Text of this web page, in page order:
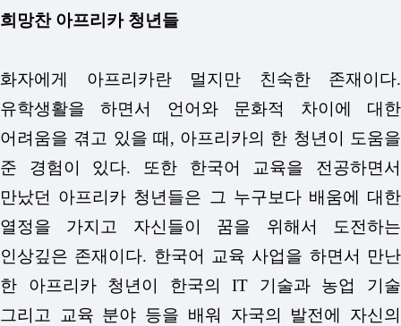
희망찬 아프리카 청년들
화자에게 아프리카란 멀지만 친숙한 존재이다.
유학생활을 하면서 언어와 문화적 차이에 대한
어려움을 겪고 있을 때, 아프리카의 한 청년이 도움을
준 경험이 있다. 또한 한국어 교육을 전공하면서
만났던 아프리카 청년들은 그 누구보다 배움에 대한
열정을 가지고 자신들이 꿈을 위해서 도전하는
인상깊은 존재이다. 한국어 교육 사업을 하면서 만난
한 아프리카 청년이 한국의 IT 기술과 농업 기술
그리고 교육 분야 등을 배워 자국의 발전에 자신의